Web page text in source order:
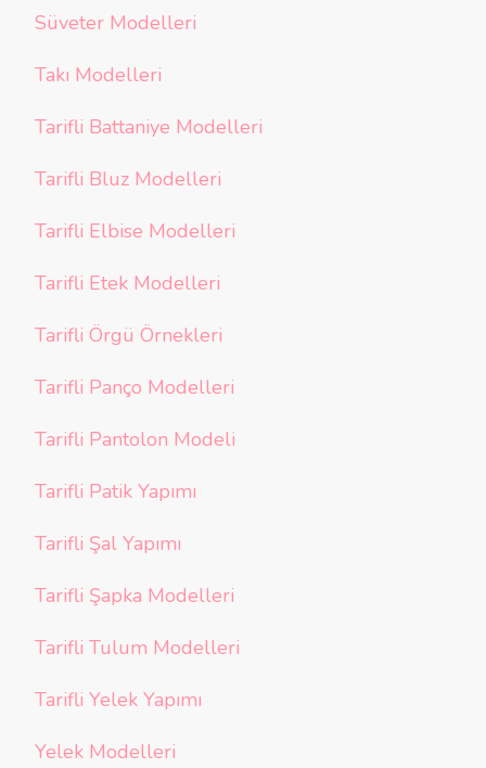
Süveter Modelleri
Takı Modelleri
Tarifli Battaniye Modelleri
Tarifli Bluz Modelleri
Tarifli Elbise Modelleri
Tarifli Etek Modelleri
Tarifli Örgü Örnekleri
Tarifli Panço Modelleri
Tarifli Pantolon Modeli
Tarifli Patik Yapımı
Tarifli Şal Yapımı
Tarifli Şapka Modelleri
Tarifli Tulum Modelleri
Tarifli Yelek Yapımı
Yelek Modelleri